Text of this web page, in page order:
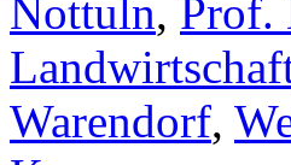
Nottuln, Prof.
Warendorf,